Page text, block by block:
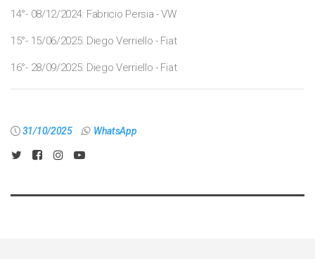
14°- 08/12/2024: Fabricio Persia - VW
15°- 15/06/2025: Diego Verriello - Fiat
16°- 28/09/2025: Diego Verriello - Fiat
31/10/2025 WhatsApp